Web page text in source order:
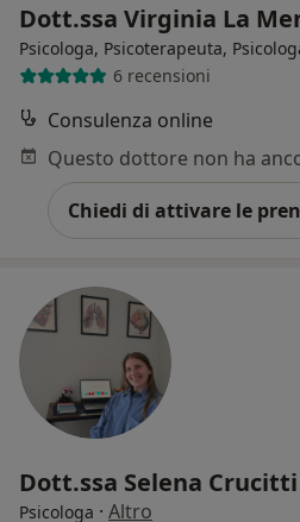
Dott.ssa Virginia La
Psicologa, Psicoterapeuta,
6 recensioni
Consulenza online
Chiedi di attivare le
Dott.ssa Selena Crucitti
Psicologa · Altro